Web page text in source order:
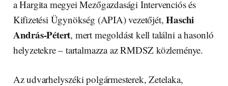
a Hargita megyei Mezőgazdasági Intervenciós és
Kifizetési Ügynökség (APIA) vezetőjét,Haschi
András-Pétert, mert megoldást kell találni a hasonló
helyzetekre – tartalmazza az RMDSZ közleménye.
Az udvarhelyszéki polgármesterek, Zetelaka,